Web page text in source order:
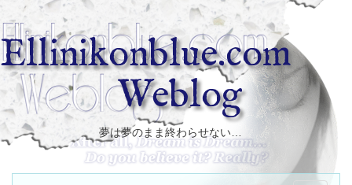
Ellinikonblue.com
Weblog
夢は夢のまま終わらせない…